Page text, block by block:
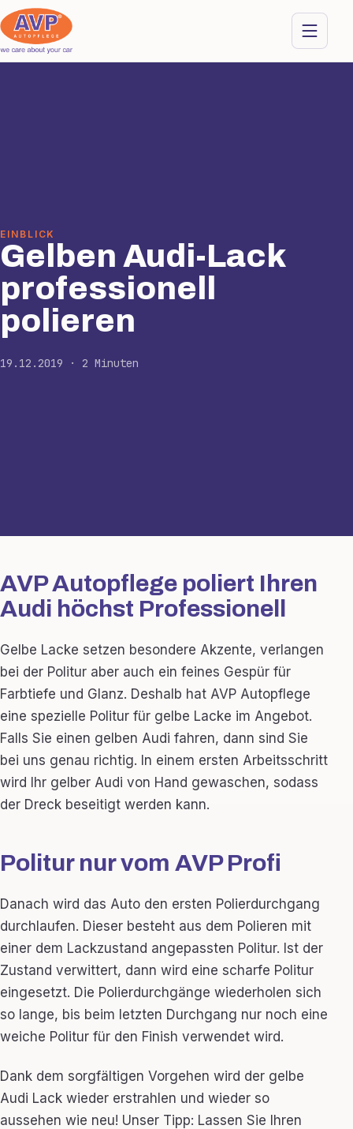
EINBLICK
Gelben Audi-Lack
professionell
polieren
19.12.2019 · 2 Minuten
AVP Autopflege poliert Ihren
Audi höchst Professionell
Gelbe Lacke setzen besondere Akzente, verlangen
bei der Politur aber auch ein feines Gespür für
Farbtiefe und Glanz. Deshalb hat AVP Autopflege
eine spezielle Politur für gelbe Lacke im Angebot.
Falls Sie einen gelben Audi fahren, dann sind Sie
bei uns genau richtig. In einem ersten Arbeitsschritt
wird Ihr gelber Audi von Hand gewaschen, sodass
der Dreck beseitigt werden kann.
Politur nur vom AVP Profi
Danach wird das Auto den ersten Polierdurchgang
durchlaufen. Dieser besteht aus dem Polieren mit
einer dem Lackzustand angepassten Politur. Ist der
Zustand verwittert, dann wird eine scharfe Politur
eingesetzt. Die Polierdurchgänge wiederholen sich
so lange, bis beim letzten Durchgang nur noch eine
weiche Politur für den Finish verwendet wird.
Dank dem sorgfältigen Vorgehen wird der gelbe
Audi Lack wieder erstrahlen und wieder so
aussehen wie neu! Unser Tipp: Lassen Sie Ihren